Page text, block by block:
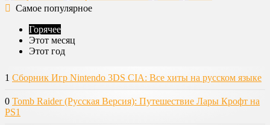
Самое популярное
Горячее
Этот месяц
Этот год
1 Сборник Игр Nintendo 3DS CIA: Все хиты на русском языке
0 Tomb Raider (Русская Версия): Путешествие Лары Крофт на
PS1